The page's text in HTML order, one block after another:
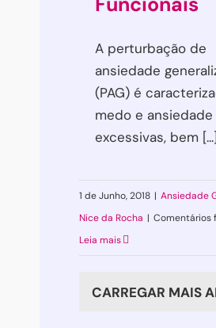
A perturbação de
ansiedade
(PAG) é
medo e ansiedade
excessivas, bem [...]
1 de Junho, 2018 | Ansiedade
Nice da Rocha | Comentários
Leia mais
CARREGAR MAIS